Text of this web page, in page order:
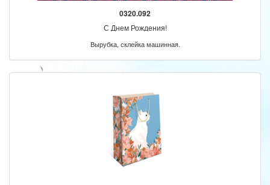
0320.092
С Днем Рождения!
Вырубка, склейка машинная.